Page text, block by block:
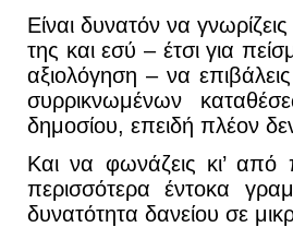
Είναι δυνατόν να
της και εσύ – έτσι για
αξιολόγηση – να
συρρικνωμένων
δημοσίου, επειδή πλέον
Και να φωνάζεις κι’
περισσότερα έντοκα
δυνατότητα δανείου σε